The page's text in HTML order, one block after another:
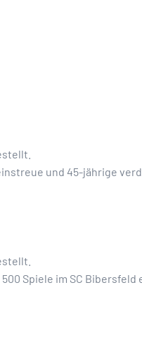
und 45-jährige
Spiele im SC